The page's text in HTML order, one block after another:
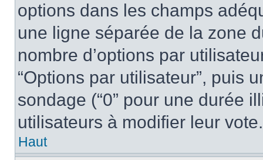
options dans les champs
une ligne séparée de la zone
nombre d’options par
“Options par utilisateur”, puis
sondage (“0” pour une durée
utilisateurs à modifier leur vote.
Haut